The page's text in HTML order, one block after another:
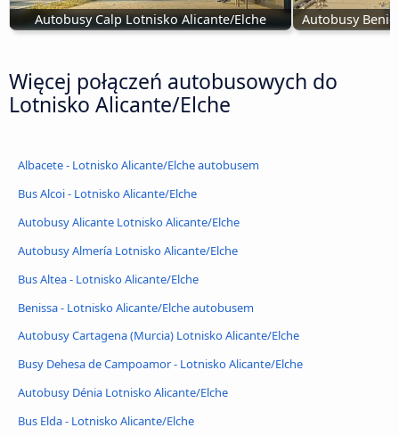
Autobusy Calp Lotnisko Alicante/Elche Autobusy
Więcej połączeń autobusowych do
Lotnisko Alicante/Elche
Albacete - Lotnisko Alicante/Elche autobusem
Bus Alcoi - Lotnisko Alicante/Elche
Autobusy Alicante Lotnisko Alicante/Elche
Autobusy Almería Lotnisko Alicante/Elche
Bus Altea - Lotnisko Alicante/Elche
Benissa - Lotnisko Alicante/Elche autobusem
Autobusy Cartagena (Murcia) Lotnisko Alicante/Elche
Busy Dehesa de Campoamor - Lotnisko Alicante/Elche
Autobusy Dénia Lotnisko Alicante/Elche
Bus Elda - Lotnisko Alicante/Elche